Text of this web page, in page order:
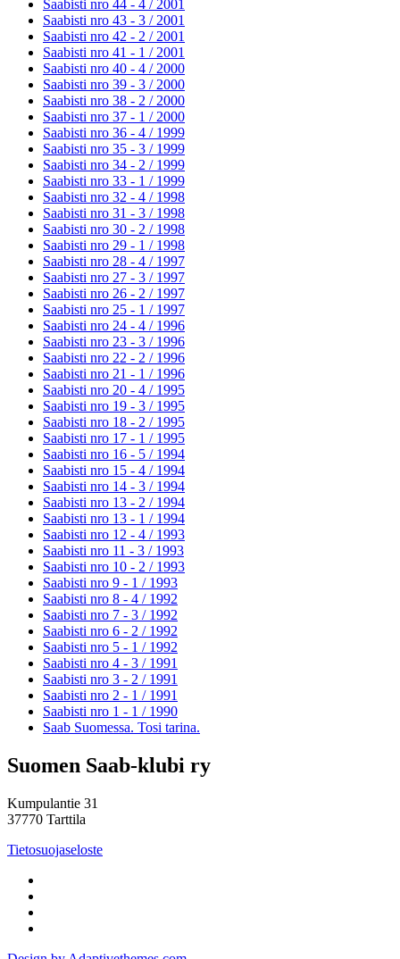
Saabisti nro 44 - 4 / 2001
Saabisti nro 43 - 3 / 2001
Saabisti nro 42 - 2 / 2001
Saabisti nro 41 - 1 / 2001
Saabisti nro 40 - 4 / 2000
Saabisti nro 39 - 3 / 2000
Saabisti nro 38 - 2 / 2000
Saabisti nro 37 - 1 / 2000
Saabisti nro 36 - 4 / 1999
Saabisti nro 35 - 3 / 1999
Saabisti nro 34 - 2 / 1999
Saabisti nro 33 - 1 / 1999
Saabisti nro 32 - 4 / 1998
Saabisti nro 31 - 3 / 1998
Saabisti nro 30 - 2 / 1998
Saabisti nro 29 - 1 / 1998
Saabisti nro 28 - 4 / 1997
Saabisti nro 27 - 3 / 1997
Saabisti nro 26 - 2 / 1997
Saabisti nro 25 - 1 / 1997
Saabisti nro 24 - 4 / 1996
Saabisti nro 23 - 3 / 1996
Saabisti nro 22 - 2 / 1996
Saabisti nro 21 - 1 / 1996
Saabisti nro 20 - 4 / 1995
Saabisti nro 19 - 3 / 1995
Saabisti nro 18 - 2 / 1995
Saabisti nro 17 - 1 / 1995
Saabisti nro 16 - 5 / 1994
Saabisti nro 15 - 4 / 1994
Saabisti nro 14 - 3 / 1994
Saabisti nro 13 - 2 / 1994
Saabisti nro 13 - 1 / 1994
Saabisti nro 12 - 4 / 1993
Saabisti nro 11 - 3 / 1993
Saabisti nro 10 - 2 / 1993
Saabisti nro 9 - 1 / 1993
Saabisti nro 8 - 4 / 1992
Saabisti nro 7 - 3 / 1992
Saabisti nro 6 - 2 / 1992
Saabisti nro 5 - 1 / 1992
Saabisti nro 4 - 3 / 1991
Saabisti nro 3 - 2 / 1991
Saabisti nro 2 - 1 / 1991
Saabisti nro 1 - 1 / 1990
Saab Suomessa. Tosi tarina.
Suomen Saab-klubi ry
Kumpulantie 31
37770 Tarttila
Tietosuojaseloste